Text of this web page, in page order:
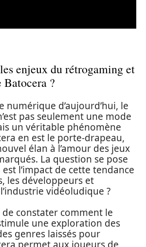
enjeux du rétrogaming et
?
numérique d’aujourd’hui, le
pas seulement une mode
un véritable phénomène
en est le porte-drapeau,
élan à l’amour des jeux
La question se pose
l’impact de cette tendance
les développeurs et
vidéoludique ?
constater comment le
une exploration des
genres laissés pour